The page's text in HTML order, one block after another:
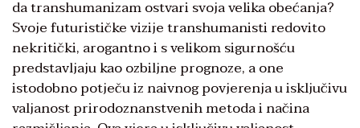
da transhumanizam ostvari svoja velika obećanja?
Svoje futurističke vizije transhumanisti redovito
nekritički, arogantno i s velikom sigurnošću
predstavljaju kao ozbiljne prognoze, a one
istodobno potječu iz naivnog povjerenja u isključivu
valjanost prirodoznanstvenih metoda i načina